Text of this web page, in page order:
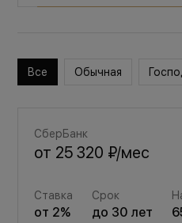
Все Обычная
СберБанк
от 25 320 ₽/мес
Ставка
от 2%
Срок
до 30 лет